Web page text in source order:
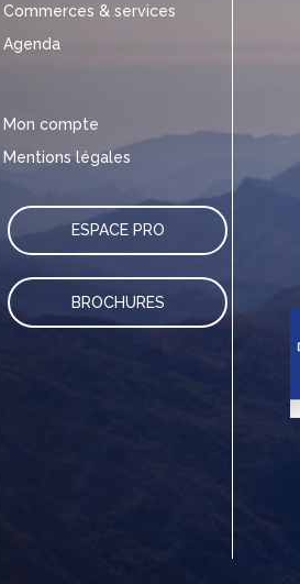
Commerces & services
Agenda
Mon compte
Mentions légales
ESPACE PRO
BROCHURES